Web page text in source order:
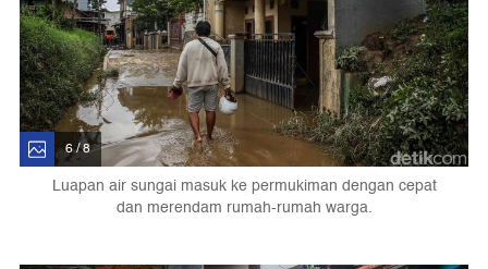
6 / 8
Luapan air sungai masuk ke permukiman dengan cepat
dan merendam rumah-rumah warga.